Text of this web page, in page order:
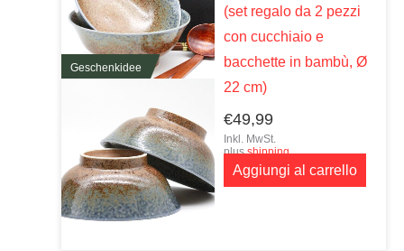
Geschenkidee
(set regalo da 2 pezzi
con cucchiaio e
bacchette in bambù, Ø
22 cm)
€49,99
Inkl. MwSt.
plusshipping
Aggiungi al carrello